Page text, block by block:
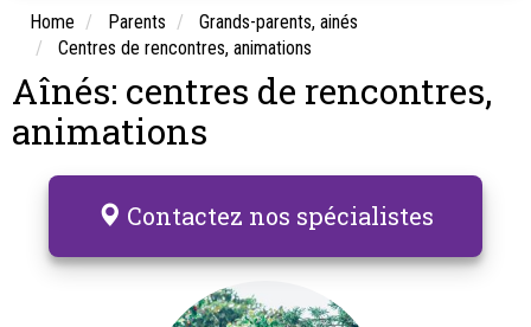
Home Parents
Grands-parents, ainés
Centres de rencontres, animations
Aînés: centres de rencontres,
animations
Contactez nos spécialistes